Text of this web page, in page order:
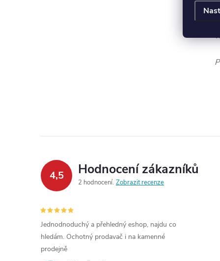
4,5 Hodnocení zákazníků
2 hodnocení Zobrazit recenze
Jednodnoduchý a přehledný eshop, najdu co
hledám. Ochotný prodavač i na kamenné
prodejně